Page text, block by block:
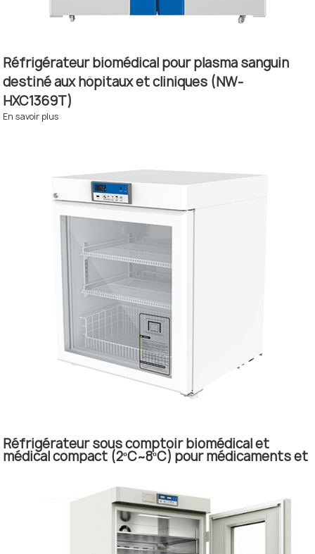
Réfrigérateur biomédical pour plasma sanguin
destiné aux hôpitaux et cliniques (NW-
HXC1369T)
En savoir plus
Réfrigérateur sous comptoir biomédical et
médical compact (2ºC~8ºC) pour médicaments et